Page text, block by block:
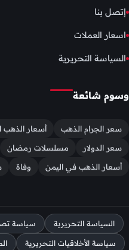
إتصل بنا
اسعار العملات
السياسة التحريرية
وسوم شائعة
سعر الجرام الذهب أسعار الذهب
سعر الدولار
مسلسلات رمضان
أسعار الذهب في اليمن
وفاة
السياسة التحريرية سياسة
سياسة الأخلاقيات التحريرية